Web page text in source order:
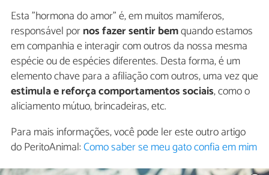
Esta "hormona do amor" é, em muitos mamíferos,
responsável pornos fazer sentir bemquando estamos
em companhia e interagir com outros da nossa mesma
espécie ou de espécies diferentes. Desta forma, é um
elemento chave para a afiliação com outros, uma vez que
estimula e reforça comportamentos sociais, como o
aliciamento mútuo, brincadeiras, etc.
Para mais informações, você pode ler este outro artigo
do PeritoAnimal:Como saber se meu gato confia em mim